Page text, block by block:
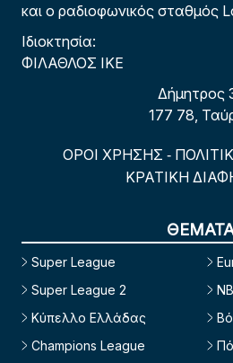
και ο ραδιοφωνικός σταθμός
Ιδιοκτησία:
ΦΙΛΑΘΛΟΣ ΙΚΕ
Δήμητρος
177 78,
ΟΡΟΙ ΧΡΗΣΗΣ -
ΚΡΑΤΙΚΗ
Super League
Super League 2
Κύπελλο Ελλάδας
Champions League